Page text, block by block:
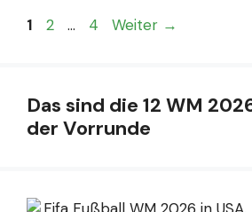
Seite
1 Seite
2 … Seite
4 Weiter →
Das sind die 12 WM
der Vorrunde